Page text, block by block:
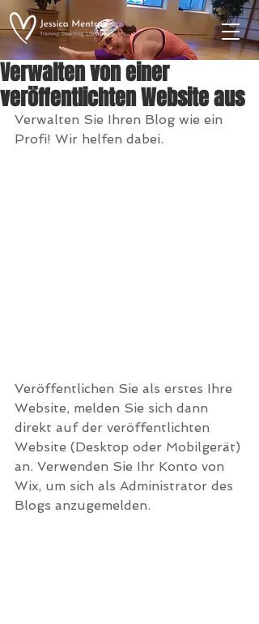
Verwalten von einer
veröffentlichten Website aus
Verwalten Sie Ihren Blog wie ein
Profi! Wir helfen dabei.
Veröffentlichen Sie als erstes Ihre
Website, melden Sie sich dann
direkt auf der veröffentlichten
Website (Desktop oder Mobilgerät)
an. Verwenden Sie Ihr Konto von
Wix, um sich als Administrator des
Blogs anzugemelden.